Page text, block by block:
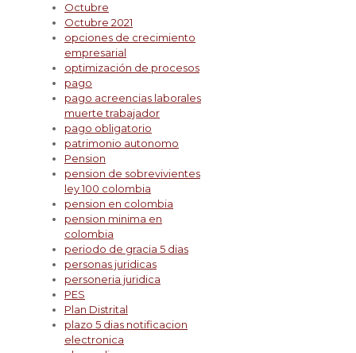
Octubre
Octubre 2021
opciones de crecimiento
empresarial
optimización de procesos
pago
pago acreencias laborales
muerte trabajador
pago obligatorio
patrimonio autonomo
Pension
pension de sobrevivientes
ley 100 colombia
pension en colombia
pension minima en
colombia
periodo de gracia 5 dias
personas juridicas
personeria juridica
PES
Plan Distrital
plazo 5 dias notificacion
electronica